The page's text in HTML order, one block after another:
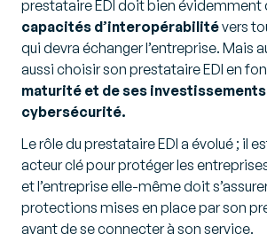
prestataire EDI doit bien évidemment
capacités d’interopérabilitévers
qui devra échanger l’entreprise. Mais
aussi choisir son prestataire EDI en
maturité et de ses
cybersécurité.
Le rôle du prestataire EDI a évolué ; il
acteur clé pour protéger les
et l’entreprise elle-même doit
protections mises en place par son
avant de se connecter à son service.